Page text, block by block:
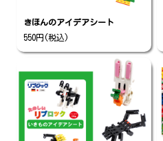
きほんのアイデアシート
550円(税込)